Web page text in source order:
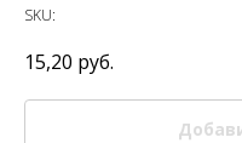
SKU:
15,20 руб.